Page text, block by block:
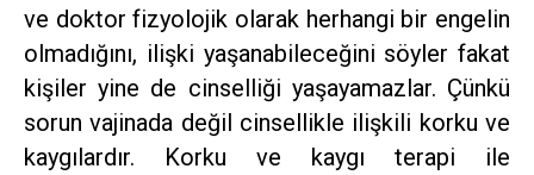
ve doktor fizyolojik olarak herhangi bir engelin
olmadığını, ilişki yaşanabileceğini söyler fakat
kişiler yine de cinselliği yaşayamazlar. Çünkü
sorun vajinada değil cinsellikle ilişkili korku ve
kaygılardır. Korku ve kaygı terapi ile